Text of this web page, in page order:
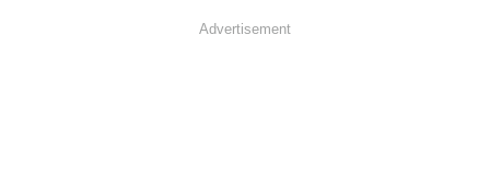
Advertisement